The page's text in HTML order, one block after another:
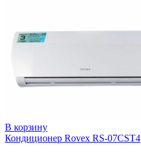
В корзину
Кондиционер Rovex RS-07CST4